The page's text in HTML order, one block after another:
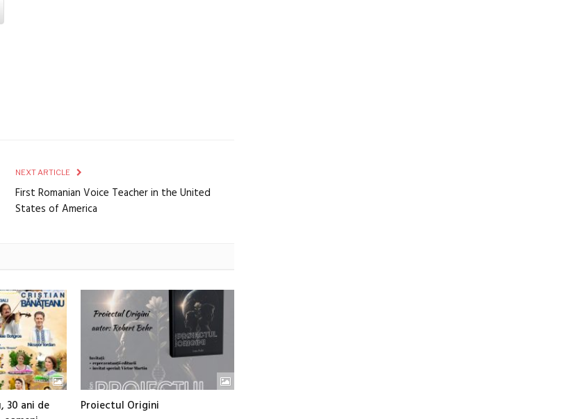
NEXT ARTICLE
First Romanian Voice Teacher in the United
States of America
30 ani de
Proiectul Origini